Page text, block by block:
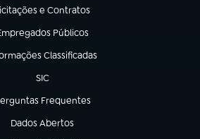
e Contratos
em nova aba)
Públicos
em nova aba)
Classificadas
em nova aba)
SIC
(abre em nova aba)
Frequentes
em nova aba)
Dados Abertos
(abre em nova aba)